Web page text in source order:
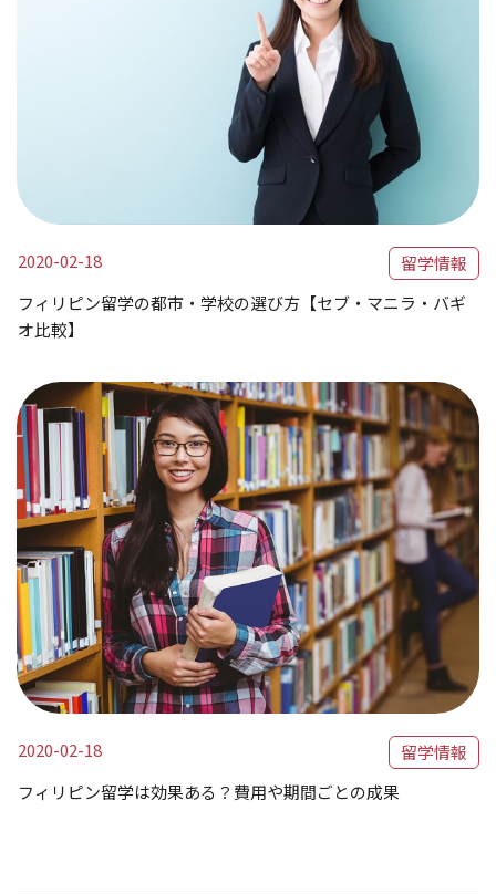
2020-02-18
留学情報
フィリピン留学の都市・学校の選び方【セブ・マニラ・バギ
オ比較】
2020-02-18
留学情報
フィリピン留学は効果ある？費用や期間ごとの成果